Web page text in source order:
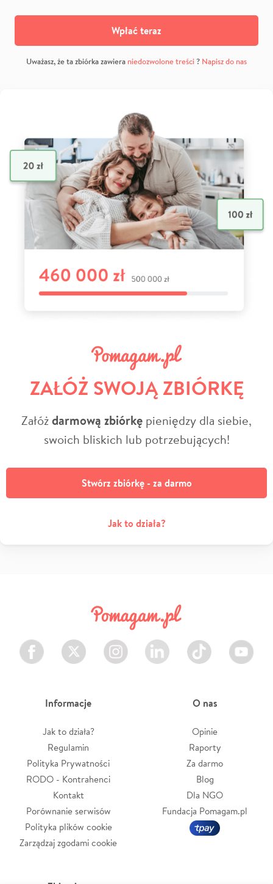
Wpłać teraz
Uważasz, że ta zbiórka zawiera niedozwolone treści? Napisz do nas
ZAŁÓŻ SWOJĄ ZBIÓRKĘ
Załóżdarmową zbiórkę pieniędzy dla siebie,
swoich bliskich lub potrzebujących!
Stwórz zbiórkę - za darmo
Jak to działa?
Facebook Twitter Instagram LinkedIn TikTok Youtube
Informacje
Jak to działa?
Regulamin
Polityka Prywatności
RODO - Kontrahenci
Kontakt
Porównanie serwisów
Polityka plików cookie
Zarządzaj zgodami cookie
O nas
Opinie
Raporty
Za darmo
Blog
Dla NGO
Fundacja Pomagam.pl